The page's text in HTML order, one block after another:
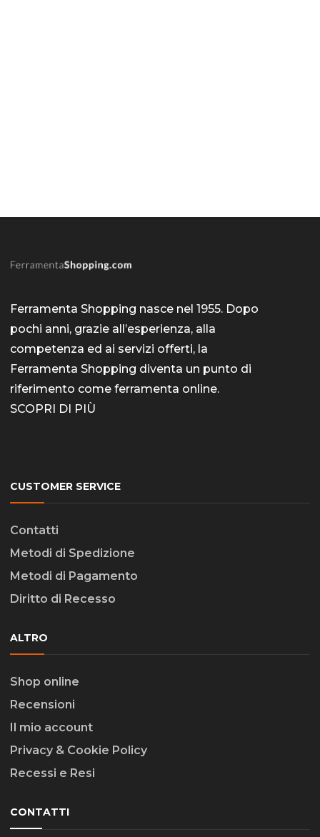
Ferramenta Shopping nasce nel 1955. Dopo
pochi anni, grazie all’esperienza, alla
competenza ed ai servizi offerti, la
Ferramenta Shopping diventa un punto di
riferimento come ferramenta online.
SCOPRI DI PIÙ
CUSTOMER SERVICE
Contatti
Metodi di Spedizione
Metodi di Pagamento
Diritto di Recesso
ALTRO
Shop online
Recensioni
Il mio account
Privacy & Cookie Policy
Recessi e Resi
CONTATTI